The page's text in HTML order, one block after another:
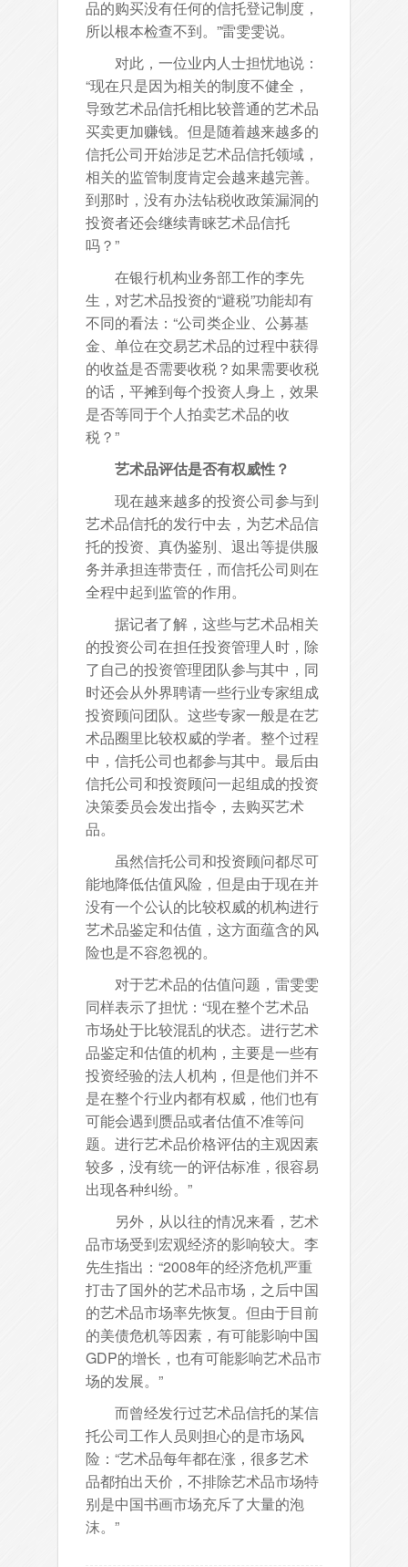
品的购买没有任何的信托登记制度，
所以根本检查不到。”雷雯雯说。
对此，一位业内人士担忧地说：
“现在只是因为相关的制度不健全，
导致艺术品信托相比较普通的艺术品
买卖更加赚钱。但是随着越来越多的
信托公司开始涉足艺术品信托领域，
相关的监管制度肯定会越来越完善。
到那时，没有办法钻税收政策漏洞的
投资者还会继续青睐艺术品信托
吗？”
在银行机构业务部工作的李先
生，对艺术品投资的“避税”功能却有
不同的看法：“公司类企业、公募基
金、单位在交易艺术品的过程中获得
的收益是否需要收税？如果需要收税
的话，平摊到每个投资人身上，效果
是否等同于个人拍卖艺术品的收
税？”
艺术品评估是否有权威性？
现在越来越多的投资公司参与到
艺术品信托的发行中去，为艺术品信
托的投资、真伪鉴别、退出等提供服
务并承担连带责任，而信托公司则在
全程中起到监管的作用。
据记者了解，这些与艺术品相关
的投资公司在担任投资管理人时，除
了自己的投资管理团队参与其中，同
时还会从外界聘请一些行业专家组成
投资顾问团队。这些专家一般是在艺
术品圈里比较权威的学者。整个过程
中，信托公司也都参与其中。最后由
信托公司和投资顾问一起组成的投资
决策委员会发出指令，去购买艺术
品。
虽然信托公司和投资顾问都尽可
能地降低估值风险，但是由于现在并
没有一个公认的比较权威的机构进行
艺术品鉴定和估值，这方面蕴含的风
险也是不容忽视的。
对于艺术品的估值问题，雷雯雯
同样表示了担忧：“现在整个艺术品
市场处于比较混乱的状态。进行艺术
品鉴定和估值的机构，主要是一些有
投资经验的法人机构，但是他们并不
是在整个行业内都有权威，他们也有
可能会遇到赝品或者估值不准等问
题。进行艺术品价格评估的主观因素
较多，没有统一的评估标准，很容易
出现各种纠纷。”
另外，从以往的情况来看，艺术
品市场受到宏观经济的影响较大。李
先生指出：“2008年的经济危机严重
打击了国外的艺术品市场，之后中国
的艺术品市场率先恢复。但由于目前
的美债危机等因素，有可能影响中国
GDP的增长，也有可能影响艺术品市
场的发展。”
而曾经发行过艺术品信托的某信
托公司工作人员则担心的是市场风
险：“艺术品每年都在涨，很多艺术
品都拍出天价，不排除艺术品市场特
别是中国书画市场充斥了大量的泡
沫。”